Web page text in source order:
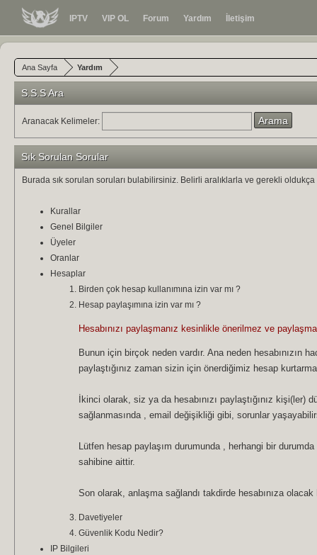
IPTV VIP OL Forum Yardım İletişim
Ana Sayfa Yardım
S.S.S Ara
Aranacak Kelimeler:
Sık Sorulan Sorular
Burada sık sorulan soruları bulabilirsiniz. Belirli aralıklarla ve gerekli
Kurallar
Genel Bilgiler
Üyeler
Oranlar
Hesaplar
Birden çok hesap kullanımına izin var mı ?
Hesap paylaşımına izin var mı ?
Hesabınızı paylaşmanız kesinlikle önerilmez ve
Bunun için birçok neden vardır. Ana neden hesabınızın
paylaştığınız zaman sizin için önerdiğimiz hesap
İkinci olarak, siz ya da hesabınızı paylaştığınız
sağlanmasında , email değişikliği gibi, sorunlar
Lütfen hesap paylaşım durumunda , herhangi bir
sahibine aittir.
Son olarak, anlaşma sağlandı takdirde hesabınıza
Davetiyeler
Güvenlik Kodu Nedir?
IP Bilgileri